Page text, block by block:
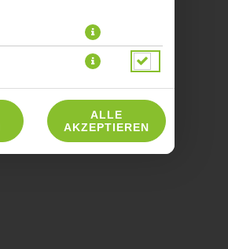
ALLE
AKZEPTIEREN